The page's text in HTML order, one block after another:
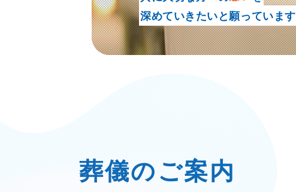
想いをカタチに
深めていきたいと願っています
葬儀のご案内